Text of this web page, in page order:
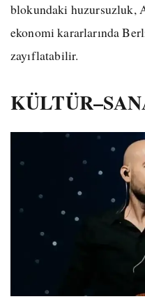
blokundaki huzursuzluk,
ekonomi kararlarında
zayıflatabilir.